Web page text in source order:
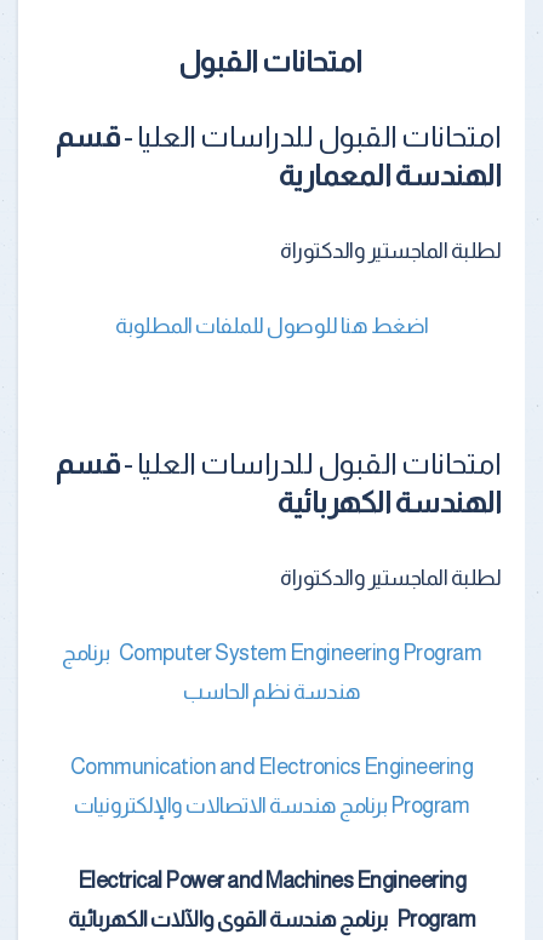
امتحانات القبول
امتحانات القبول للدراسات العليا -قسم
الهندسة المعمارية
لطلبة الماجستير والدكتوراة
اضغط هنا للوصول للملفات المطلوبة
امتحانات القبول للدراسات العليا -قسم
الهندسة الكهربائية
لطلبة الماجستير والدكتوراة
Computer System Engineering Program برنامج
هندسة نظم الحاسب
Communication and Electronics Engineering
Program برنامج هندسة الاتصالات والإلكترونيات
Electrical Power and Machines Engineering
Program برنامج هندسة القوى والآلات الكهربائية